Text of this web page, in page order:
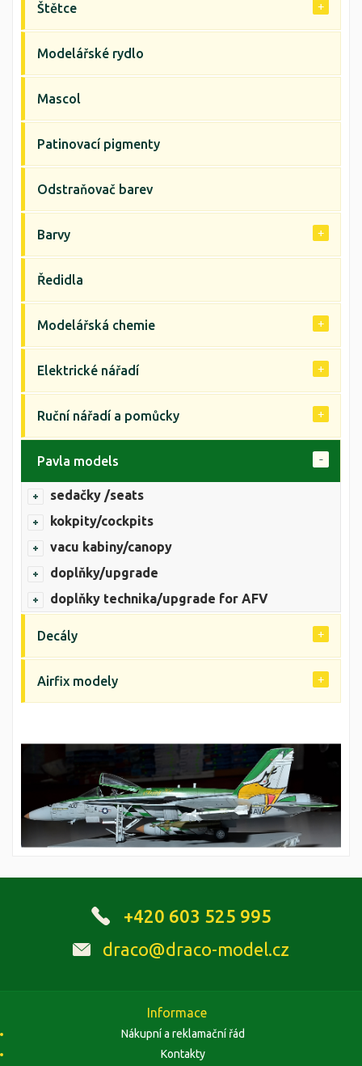
Štětce
Modelářské rydlo
Mascol
Patinovací pigmenty
Odstraňovač barev
Barvy
Ředidla
Modelářská chemie
Elektrické nářadí
Ruční nářadí a pomůcky
Pavla models
sedačky /seats
kokpity/cockpits
vacu kabiny/canopy
doplňky/upgrade
doplňky technika/upgrade for AFV
Decály
Airfix modely
+420 603 525 995
draco@draco-model.cz
Informace
Nákupní a reklamační řád
Kontakty